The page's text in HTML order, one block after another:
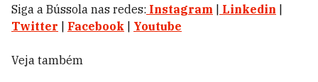
Siga a Bússola nas redes: Instagram Linkedin
Twitter
Facebook Youtube
Veja também